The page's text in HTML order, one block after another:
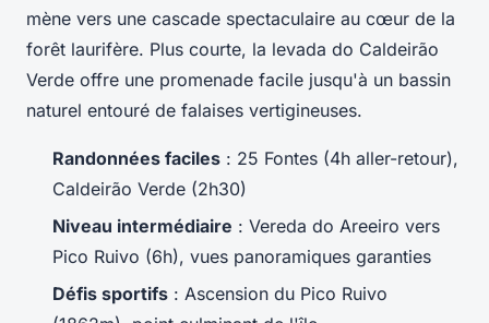
mène vers une cascade spectaculaire au cœur de la
forêt laurifère. Plus courte, la levada do Caldeirão
Verde offre une promenade facile jusqu'à un bassin
naturel entouré de falaises vertigineuses.
Randonnées faciles : 25 Fontes (4h aller-retour),
Caldeirão Verde (2h30)
Niveau intermédiaire : Vereda do Areeiro vers
Pico Ruivo (6h), vues panoramiques garanties
Défis sportifs : Ascension du Pico Ruivo